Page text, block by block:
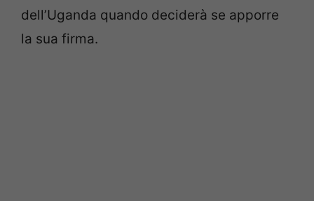
dell’Uganda quando deciderà se apporre
la sua firma.